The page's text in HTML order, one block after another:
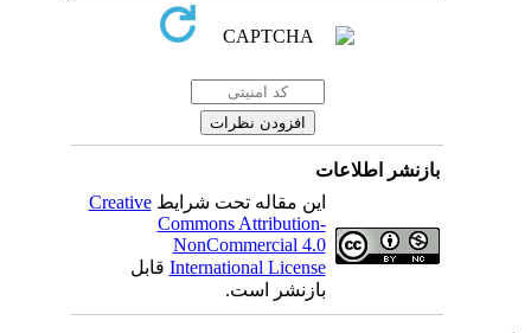
بازنشر اطلاعات
این مقاله تحت شرایطCreative
Commons Attribution-
NonCommercial 4.0
International Licenseقابل
بازنشر است.